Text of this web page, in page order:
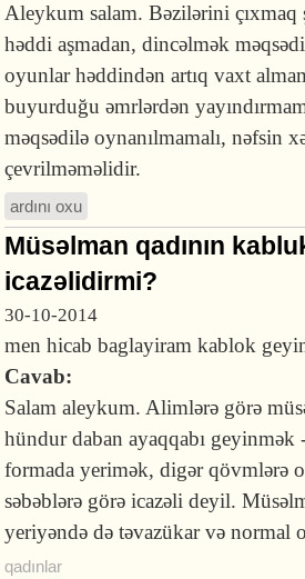
Aleykum salam. Bəzilərini çıxmaq
həddi aşmadan, dincəlmək
oyunlar həddindən artıq vaxt
buyurduğu əmrlərdən
məqsədilə oynanılmamalı, nəfsin
çevrilməməlidir.
ardını oxu
Müsəlman qadının
icazəlidirmi?
30-10-2014
men hicab baglayiram kablok
Cavab:
Salam aleykum. Alimlərə görə
hündur daban ayaqqabı geyinmək
formada yerimək, digər qövmlərə
səbəblərə görə icazəli deyil.
yeriyəndə də təvazükar və normal
qadınlar